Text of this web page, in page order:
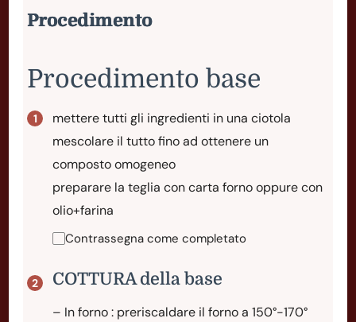
Procedimento
Procedimento base
mettere tutti gli ingredienti in una ciotola
mescolare il tutto fino ad ottenere un
composto omogeneo
preparare la teglia con carta forno oppure con
olio+farina
Contrassegna come completato
COTTURA della base
– In forno : preriscaldare il forno a 150°-170°